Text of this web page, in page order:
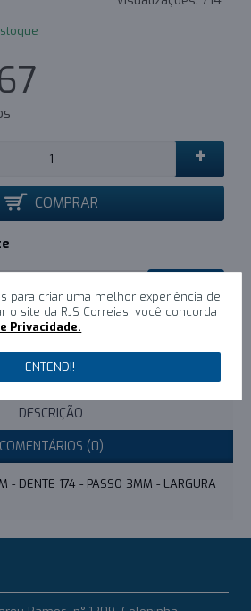
+
COMPRAR
um comentário
DESCRIÇÃO
COMENTÁRIOS (0)
- DENTE 174 - PASSO 3MM - LARGURA
para criar uma melhor experiência de
o site da RJS Correias, você concorda
Privacidade.
ENTENDI!